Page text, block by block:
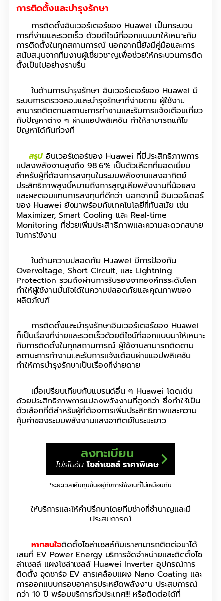
การติดตั้งและบำรุงรักษา
การติดตั้งอินเวอร์เตอร์ของ Huawei เป็นกระบวน
การที่ง่ายและรวดเร็ว ด้วยดีไซน์ที่ออกแบบมาให้เหมาะกับ
การติดตั้งในทุกสถานการณ์ นอกจากนี้ยังมีคู่มือและการ
สนับสนุนจากทีมงานผู้เชี่ยวชาญเพื่อช่วยให้กระบวนการติด
ตั้งเป็นไปอย่างราบรื่น
ในด้านการบำรุงรักษา อินเวอร์เตอร์ของ Huawei มี
ระบบการตรวจสอบและบำรุงรักษาที่ง่ายดาย ผู้ใช้งาน
สามารถติดตามสถานะการทำงานและรับการแจ้งเตือนเกี่ยว
กับปัญหาต่าง ๆ ผ่านแอปพลิเคชัน ทำให้สามารถแก้ไข
ปัญหาได้ทันท่วงที
สรุปอินเวอร์เตอร์ของ Huawei ที่มีประสิทธิภาพการ
แปลงพลังงานสูงถึง 98.6% เป็นตัวเลือกที่ยอดเยี่ยม
สำหรับผู้ที่ต้องการลงทุนในระบบพลังงานแสงอาทิตย์
ประสิทธิภาพสูงนี้หมายถึงการสูญเสียพลังงานที่น้อยลง
และผลตอบแทนการลงทุนที่ดีกว่า นอกจากนี้ อินเวอร์เตอร์
ของ Huawei ยังมาพร้อมกับเทคโนโลยีที่ทันสมัย เช่น
Maximizer, Smart Cooling และ Real-time
Monitoring ที่ช่วยเพิ่มประสิทธิภาพและความสะดวกสบาย
ในการใช้งาน
ในด้านความปลอดภัย Huawei มีการป้องกัน
Overvoltage, Short Circuit, และ Lightning
Protection รวมถึงผ่านการรับรองจากองค์กรระดับโลก
ทำให้ผู้ใช้งานมั่นใจได้ในความปลอดภัยและคุณภาพของ
ผลิตภัณฑ์
การติดตั้งและบำรุงรักษาอินเวอร์เตอร์ของ Huawei
ก็เป็นเรื่องที่ง่ายและรวดเร็วด้วยดีไซน์ที่ออกแบบมาให้เหมาะ
กับการติดตั้งในทุกสถานการณ์ ผู้ใช้งานสามารถติดตาม
สถานะการทำงานและรับการแจ้งเตือนผ่านแอปพลิเคชัน
ทำให้การบำรุงรักษาเป็นเรื่องที่ง่ายดาย
เมื่อเปรียบเทียบกับแบรนด์อื่น ๆ Huawei โดดเด่น
ด้วยประสิทธิภาพการแปลงพลังงานที่สูงกว่า ซึ่งทำให้เป็น
ตัวเลือกที่ดีสำหรับผู้ที่ต้องการเพิ่มประสิทธิภาพและความ
คุ้มค่าของระบบพลังงานแสงอาทิตย์ในระยะยาว
ลงทะเบียน
โปรโมชัน โซล่าเซลล์ ราคาพิเศษ
*ระยะเวลาคืนทุนขึ้นอยู่กับการใช้งานที่ไม่เหมือนกัน
ให้บริการและให้คำปรึกษาโดยทีมช่างที่ชำนาญและมี
ประสบการณ์
หากสนใจติดตั้งโซล่าเซลล์กับเราสามารถติดต่อมาได้
เลยที่ EV Power Energy บริการจัดจำหน่ายและติดตั้งโซ
ล่าเซลล์ แผงโซล่าเซลล์ Huawei Inverter อุปกรณ์การ
ติดตั้ง จุดชาร์จ EV สารเคลือบแผง Nano Coating และ
การออกแบบกรอบอาคารประหยัดพลังงาน ประสบการณ์
กว่า 10 ปี พร้อมบริการทั่วประเทศ!!! หรือติดต่อได้ที่